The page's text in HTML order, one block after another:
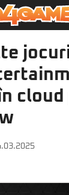
cloud